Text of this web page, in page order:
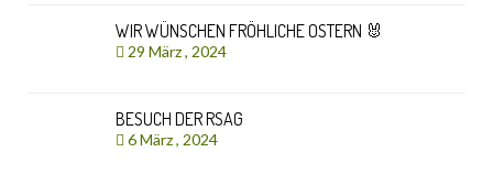
WIR WÜNSCHEN FRÖHLICHE OSTERN 🐰
29 März , 2024
BESUCH DER RSAG
6 März , 2024